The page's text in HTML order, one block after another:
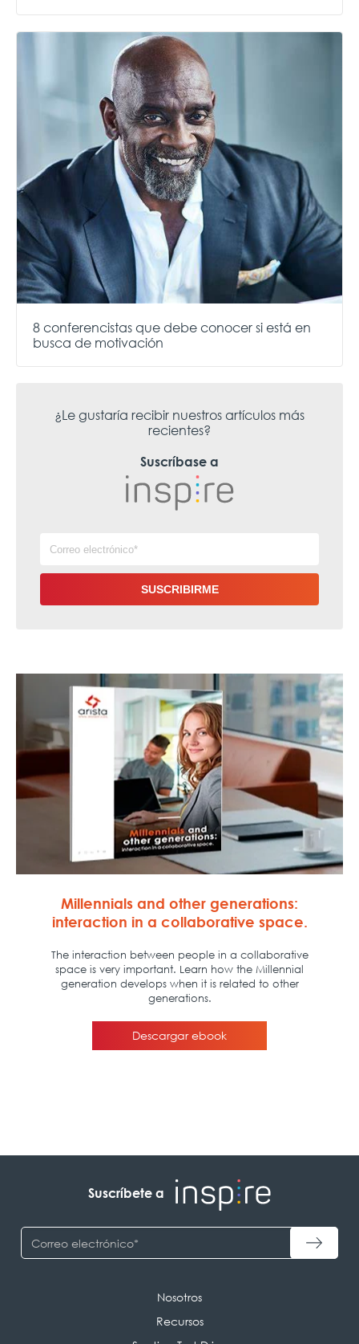
8 conferencistas que debe conocer si está en
busca de motivación
¿Le gustaría recibir nuestros artículos más
recientes?
Suscríbase a
Suscríbete a
Nosotros
Recursos